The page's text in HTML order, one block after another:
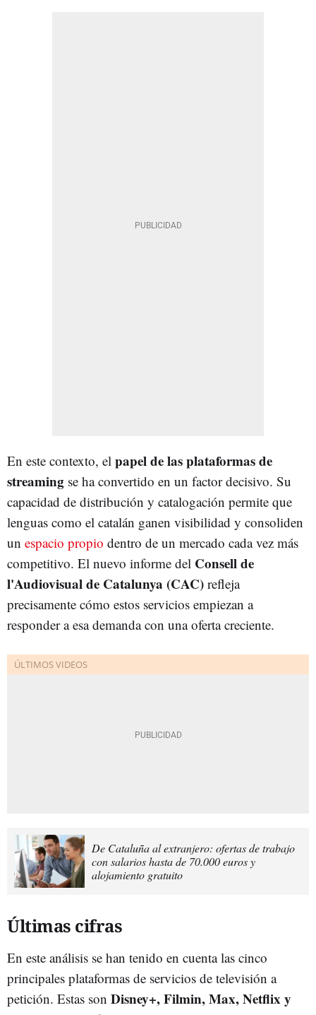
En este contexto, el papel de las plataformas de
streaming se ha convertido en un factor decisivo. Su
capacidad de distribución y catalogación permite que
lenguas como el catalán ganen visibilidad y consoliden
un espacio propio dentro de un mercado cada vez más
competitivo. El nuevo informe del Consell de
l'Audiovisual de Catalunya (CAC) refleja
precisamente cómo estos servicios empiezan a
responder a esa demanda con una oferta creciente.
De Cataluña al extranjero: ofertas de trabajo
con salarios hasta de 70.000 euros y
alojamiento gratuito
Últimas cifras
En este análisis se han tenido en cuenta las cinco
principales plataformas de servicios de televisión a
petición. Estas son Disney+, Filmin, Max, Netflix y